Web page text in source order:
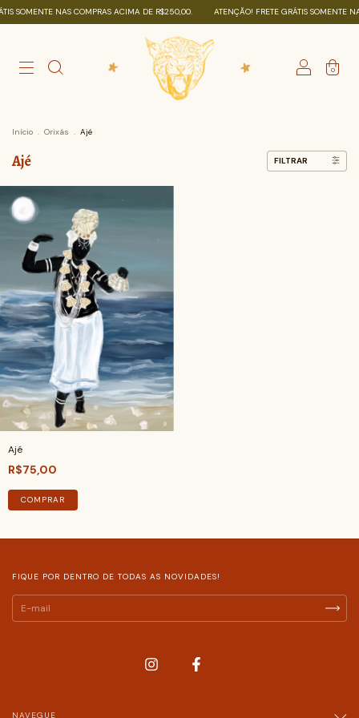
SOMENTE NAS COMPRAS ACIMA DE R$250,00. ATENÇÃO! FRETE GRÁTIS SOMENTE
0
Início . Orixás . Ajé
Ajé FILTRAR
Ajé
R$75,00
COMPRAR
FIQUE POR DENTRO DE TODAS AS NOVIDADES!
NAVEGUE